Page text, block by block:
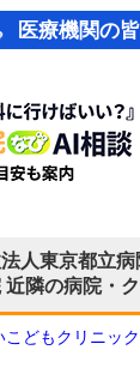
医療機関の
人東京都立
近隣の病院・
こどもクリニック